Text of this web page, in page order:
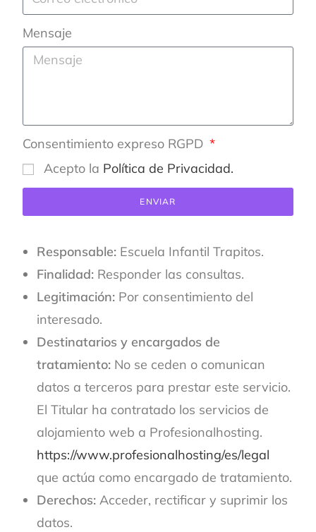
Mensaje
Consentimiento expreso RGPD
Acepto la Política de Privacidad.
ENVIAR
Responsable: Escuela Infantil Trapitos.
Finalidad: Responder las consultas.
Legitimación: Por consentimiento del
interesado.
Destinatarios y encargados de
tratamiento: No se ceden o comunican
datos a terceros para prestar este servicio.
El Titular ha contratado los servicios de
alojamiento web a Profesionalhosting.
https://www.profesionalhosting/es/legal
que actúa como encargado de tratamiento.
Derechos: Acceder, rectificar y suprimir los
datos.